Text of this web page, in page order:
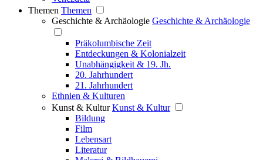
Themen Themen
Geschichte & Archäologie Geschichte & Archäologie
Präkolumbische Zeit
Entdeckungen & Kolonialzeit
Unabhängigkeit & 19. Jh.
20. Jahrhundert
21. Jahrhundert
Ethnien & Kulturen
Kunst & Kultur Kunst & Kultur
Bildung
Film
Lebensart
Literatur